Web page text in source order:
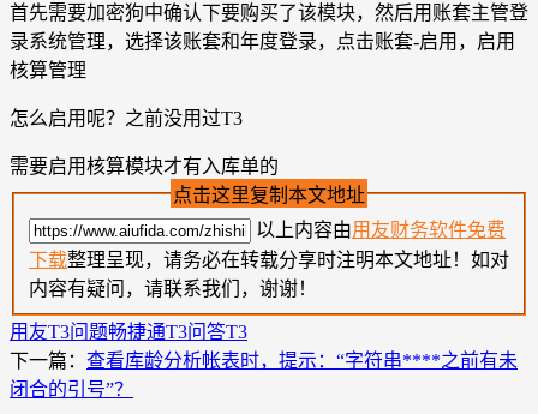
首先需要加密狗中确认下要购买了该模块，然后用账套主管登
录系统管理，选择该账套和年度登录，点击账套-启用，启用
核算管理
怎么启用呢？之前没用过T3
需要启用核算模块才有入库单的
点击这里复制本文地址
以上内容由用友财务软件免费
下载整理呈现，请务必在转载分享时注明本文地址！如对
内容有疑问，请联系我们，谢谢！
用友T3问题畅捷通T3问答T3
下一篇： 查看库龄分析帐表时，提示：“字符串****之前有未
闭合的引号”？